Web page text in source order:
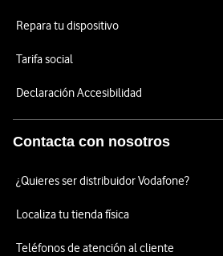
Repara tu dispositivo
Tarifa social
Declaración Accesibilidad
Contacta con nosotros
¿Quieres ser distribuidor Vodafone?
Localiza tu tienda física
Teléfonos de atención al cliente